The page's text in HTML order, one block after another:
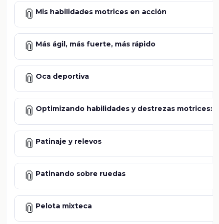
📎 Mis habilidades motrices en acción
📎 Más ágil, más fuerte, más rápido
📎 Oca deportiva
📎 Optimizando habilidades y destrezas motrices:
📎 Patinaje y relevos
📎 Patinando sobre ruedas
📎 Pelota mixteca